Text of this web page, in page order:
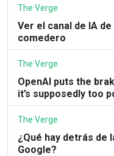
The Verge
Ver el canal de IA
comedero
The Verge
OpenAI puts the
it’s supposedly too
The Verge
¿Qué hay detrás de
Google?